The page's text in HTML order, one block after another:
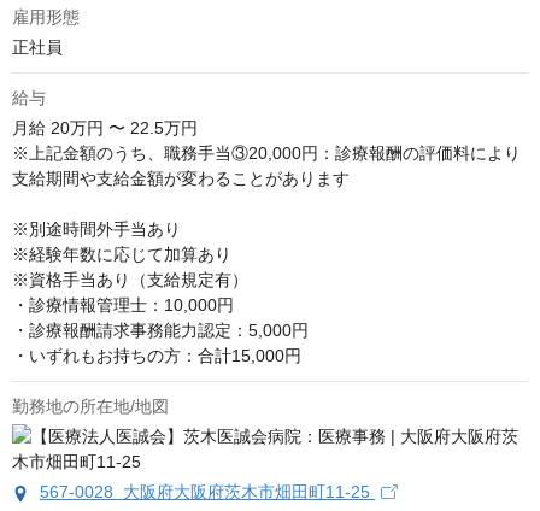
雇用形態
正社員
給与
月給 20万円 〜 22.5万円
※上記金額のうち、職務手当③20,000円：診療報酬の評価料により
支給期間や支給金額が変わることがあります
※別途時間外手当あり
※経験年数に応じて加算あり
※資格手当あり（支給規定有）
・診療情報管理士：10,000円
・診療報酬請求事務能力認定：5,000円
・いずれもお持ちの方：合計15,000円
勤務地の所在地/地図
567-0028 大阪府大阪府茨木市畑田町11-25